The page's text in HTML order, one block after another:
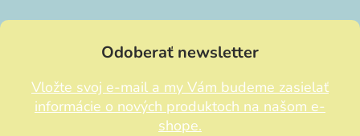
Odoberať newsletter
Vložte svoj e-mail a my Vám budeme zasielať
informácie o nových produktoch na našom e-
shope.